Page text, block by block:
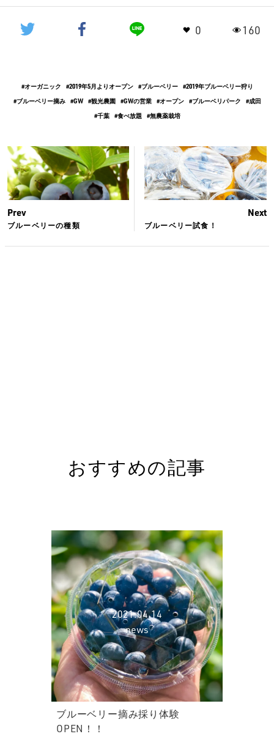
0 160
オーガニック 2019年5月よりオープン ブルーベリー
2019年ブルーベリー狩り
ブルーベリー摘み
GW 観光農園 GWの営業 オープン ブルーベリパーク
成田
千葉
食べ放題 無農薬栽培
Prev
ブルーベリーの種類
Next
ブルーベリー試食！
おすすめの記事
2021.04.14
news
ブルーベリー摘み採り体験
OPEN！！